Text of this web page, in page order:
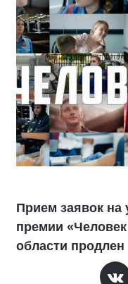
Прием заявок на
премии
области продлен